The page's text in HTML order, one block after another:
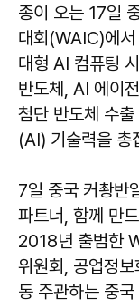
종이 오는 17일
대회(WAIC)에서
대형 AI 컴퓨팅
반도체, AI 에이
첨단 반도체 수
(AI) 기술력을 총
7일 중국 커촹반
파트너, 함께 만
2018년 출범한
위원회, 공업정
동 주관하는 중